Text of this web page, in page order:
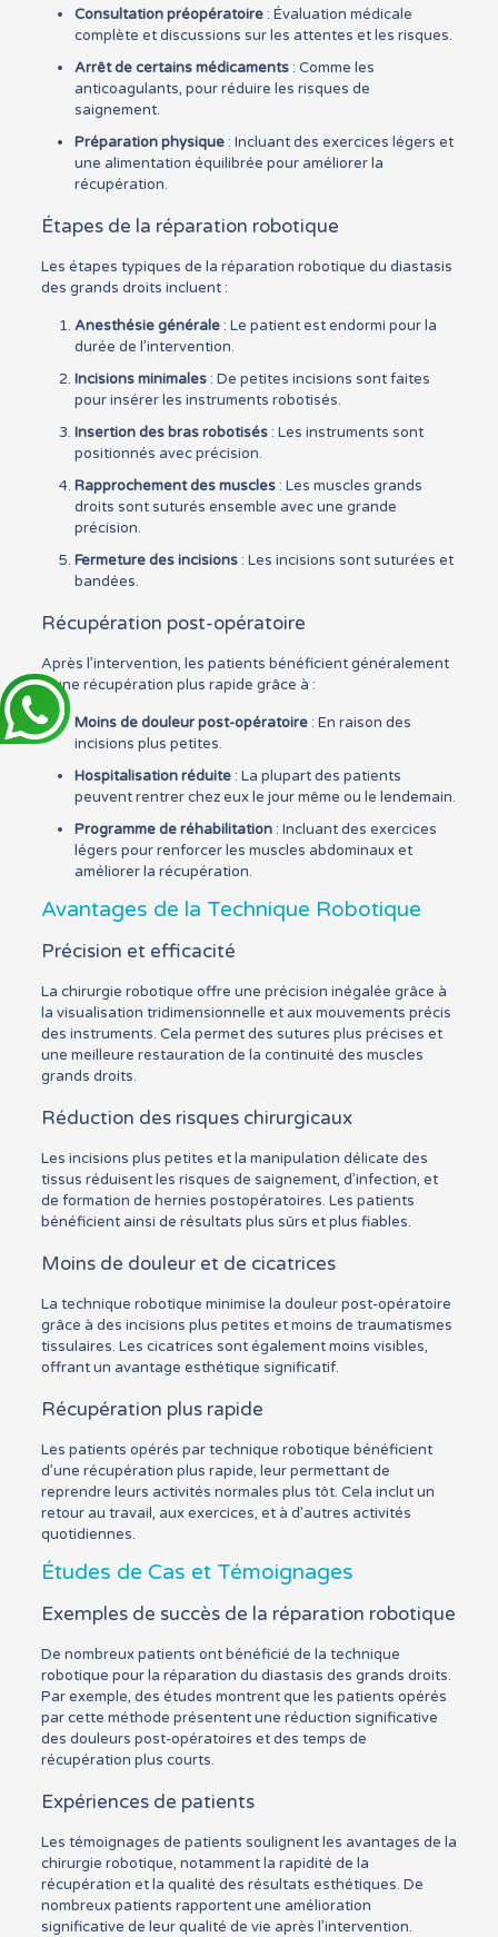
Consultation préopératoire: Évaluation médicale
complète et discussions sur les attentes et les risques.
Arrêt de certains médicaments: Comme les
anticoagulants, pour réduire les risques de
saignement.
Préparation physique: Incluant des exercices légers et
une alimentation équilibrée pour améliorer la
récupération.
Étapes de la réparation robotique
Les étapes typiques de la réparation robotique du diastasis
des grands droits incluent :
Anesthésie générale: Le patient est endormi pour la
durée de l’intervention.
Incisions minimales: De petites incisions sont faites
pour insérer les instruments robotisés.
Insertion des bras robotisés: Les instruments sont
positionnés avec précision.
Rapprochement des muscles: Les muscles grands
droits sont suturés ensemble avec une grande
précision.
Fermeture des incisions: Les incisions sont suturées et
bandées.
Récupération post-opératoire
Après l’intervention, les patients bénéficient généralement
d’une récupération plus rapide grâce à :
Moins de douleur post-opératoire: En raison des
incisions plus petites.
Hospitalisation réduite: La plupart des patients
peuvent rentrer chez eux le jour même ou le lendemain.
Programme de réhabilitation: Incluant des exercices
légers pour renforcer les muscles abdominaux et
améliorer la récupération.
Avantages de la Technique Robotique
Précision et efficacité
La chirurgie robotique offre une précision inégalée grâce à
la visualisation tridimensionnelle et aux mouvements précis
des instruments. Cela permet des sutures plus précises et
une meilleure restauration de la continuité des muscles
grands droits.
Réduction des risques chirurgicaux
Les incisions plus petites et la manipulation délicate des
tissus réduisent les risques de saignement, d’infection, et
de formation de hernies postopératoires. Les patients
bénéficient ainsi de résultats plus sûrs et plus fiables.
Moins de douleur et de cicatrices
La technique robotique minimise la douleur post-opératoire
grâce à des incisions plus petites et moins de traumatismes
tissulaires. Les cicatrices sont également moins visibles,
offrant un avantage esthétique significatif.
Récupération plus rapide
Les patients opérés par technique robotique bénéficient
d’une récupération plus rapide, leur permettant de
reprendre leurs activités normales plus tôt. Cela inclut un
retour au travail, aux exercices, et à d’autres activités
quotidiennes.
Études de Cas et Témoignages
Exemples de succès de la réparation robotique
De nombreux patients ont bénéficié de la technique
robotique pour la réparation du diastasis des grands droits.
Par exemple, des études montrent que les patients opérés
par cette méthode présentent une réduction significative
des douleurs post-opératoires et des temps de
récupération plus courts.
Expériences de patients
Les témoignages de patients soulignent les avantages de la
chirurgie robotique, notamment la rapidité de la
récupération et la qualité des résultats esthétiques. De
nombreux patients rapportent une amélioration
significative de leur qualité de vie après l’intervention.